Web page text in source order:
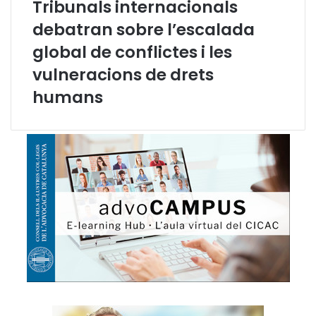
o
n
s
l
d
l
’
A
d
v
o
c
a
c
i
a
a
d
e
j
s
c
a
Tribunals internacionals
debatran sobre l’escalada
global de conflictes i les
vulneracions de drets
humans